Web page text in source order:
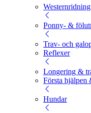
Westernridning
Ponny- &
Trav- och
Reflexer
Longering &
Första hjälpen
Hundar